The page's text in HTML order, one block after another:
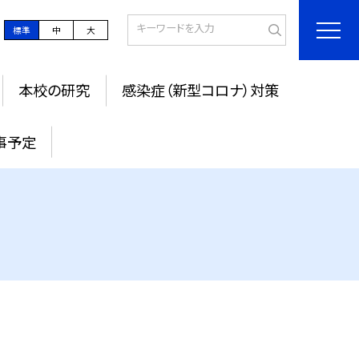
標準 中 大
本校の研究 感染症（新型コロナ）対策
予定